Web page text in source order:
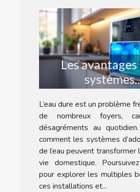
Les avantages
systèmes
d'adoucissement
pour la
L’eau dure est un problème
de nombreux foyers,
désagréments au
comment les systèmes
de l’eau peuvent transformer
vie domestique.
pour explorer les multiples
ces installations et...